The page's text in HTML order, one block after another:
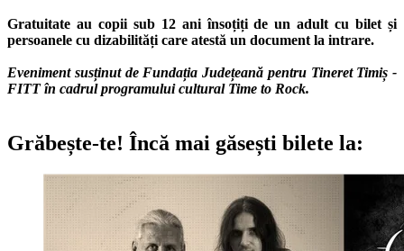
Gratuitate au copii sub 12 aniînsoțiți de un adult cu bilet și
persoanele cu dizabilități care atestă un document la intrare.
Eveniment susținut de Fundația Județeană pentru Tineret Timiș -
FITT în cadrul programului cultural Time to Rock.
Grăbește-te! Încă mai găsești bilete la: